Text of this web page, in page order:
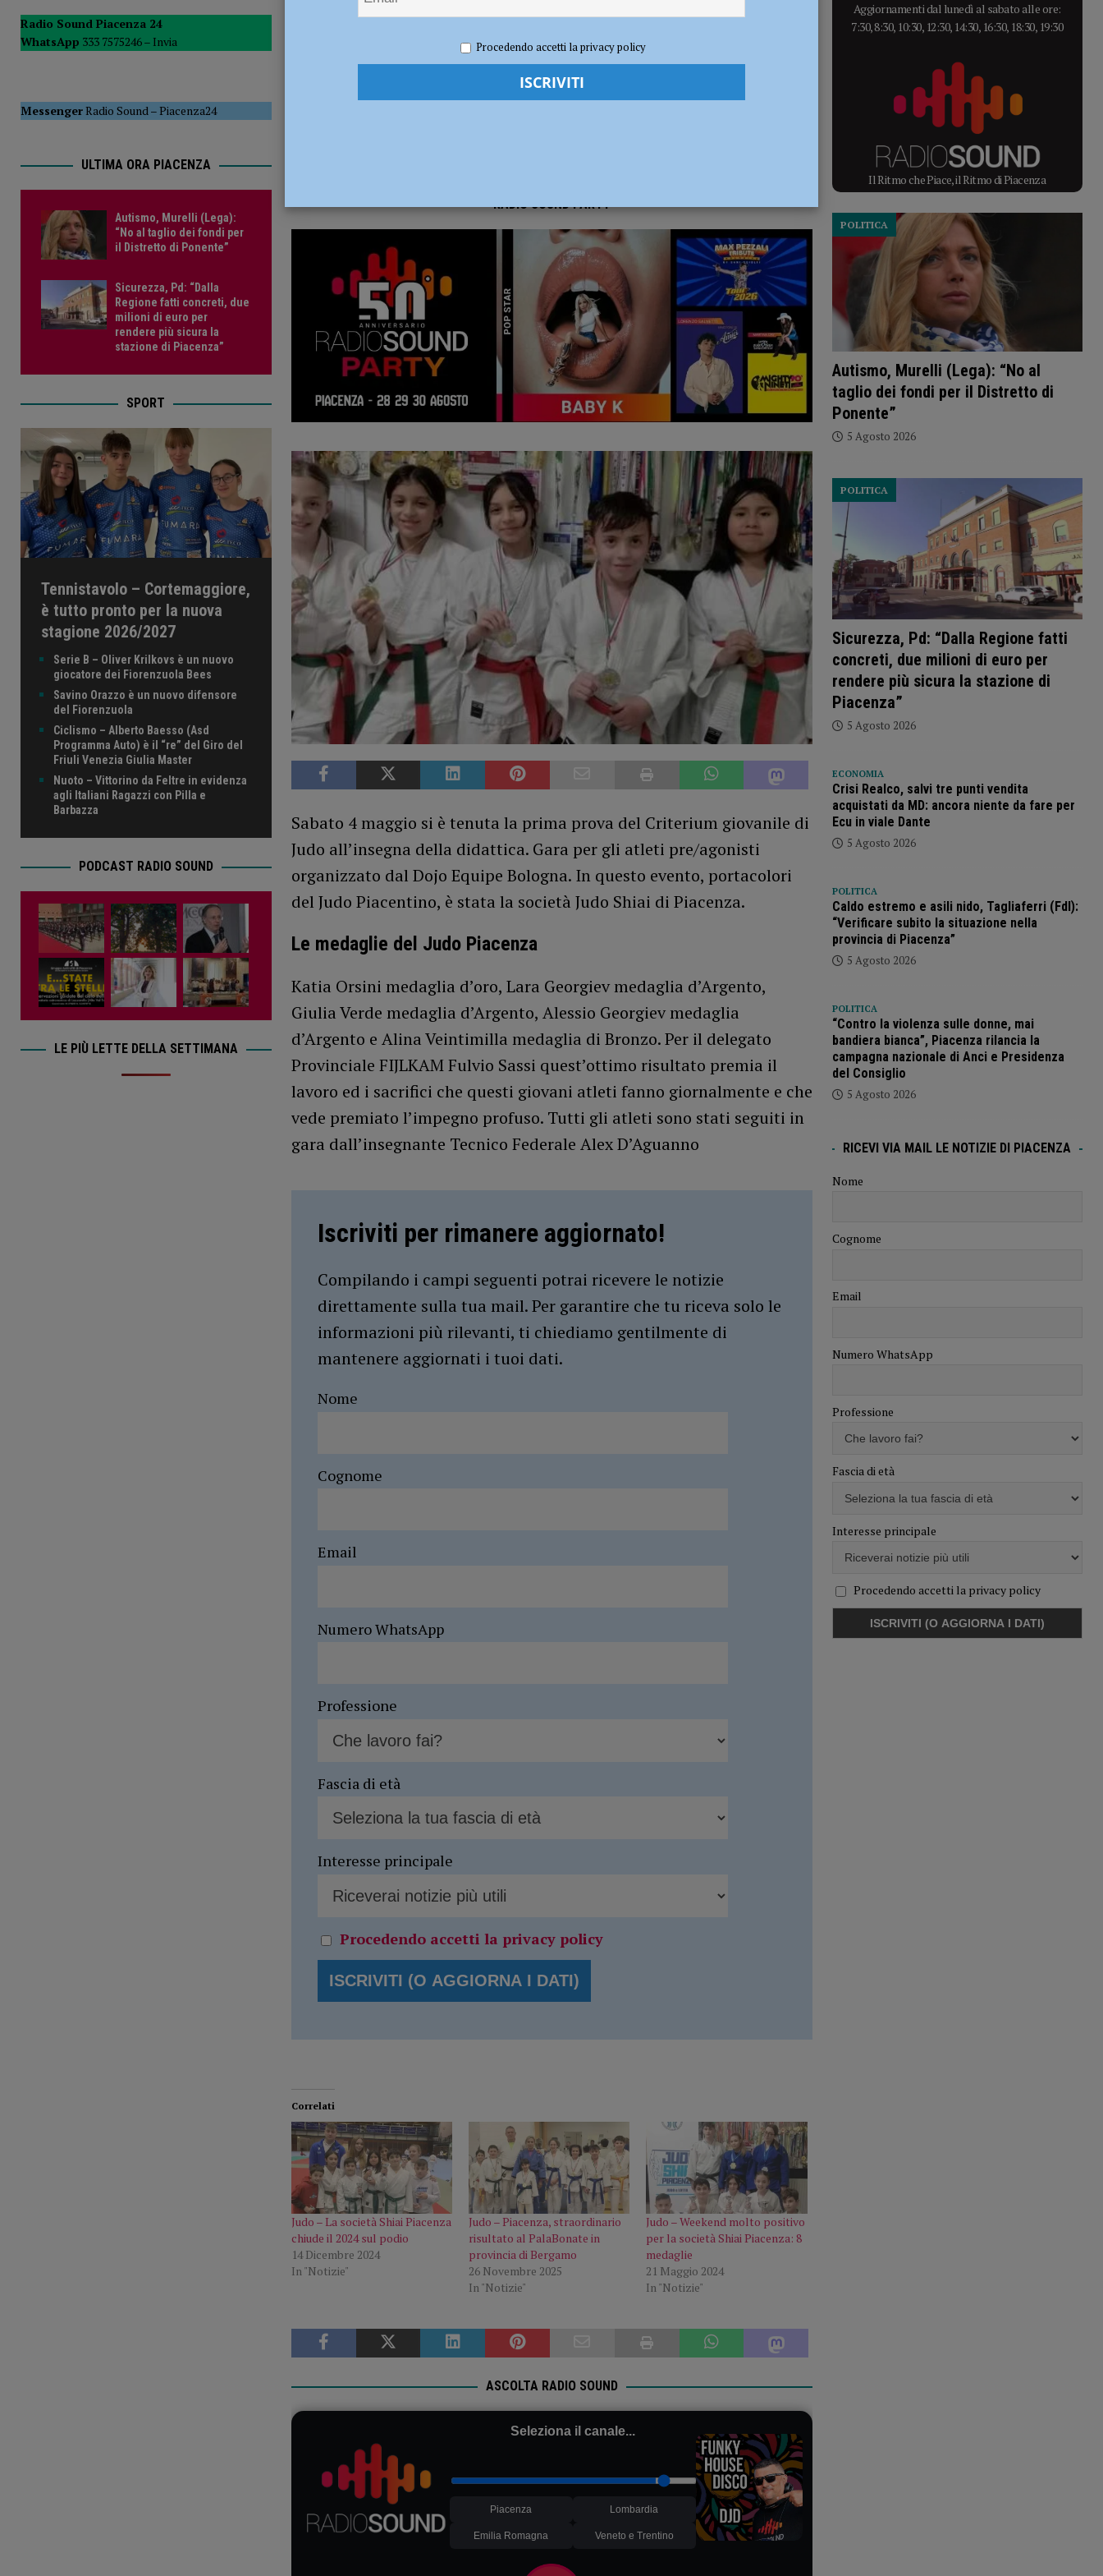
del Consiglio POLITICA
[ 5 Agosto 2026 ] La Sagra della Pasta Frolla a Pecorara: tradizione, divertimento e oltre 300 in cammino con le lanterne
RADIO SOUND PARTY
Sabato 4 maggio si è tenuta la prima prova del Criterium giovanile di
Judo all’insegna della didattica. Gara per gli atleti pre/agonisti
organizzato dal Dojo Equipe Bologna. In questo evento, portacolori
del Judo Piacentino, è stata la società Judo Shiai di Piacenza.
Le medaglie del Judo Piacenza
Katia Orsini medaglia d’oro, Lara Georgiev medaglia d’Argento,
Giulia Verde medaglia d’Argento, Alessio Georgiev medaglia
d’Argento e Alina Veintimilla medaglia di Bronzo. Per il delegato
Provinciale FIJLKAM Fulvio Sassi quest’ottimo risultato premia il
lavoro ed i sacrifici che questi giovani atleti fanno giornalmente e che
vede premiato l’impegno profuso. Tutti gli atleti sono stati seguiti in
gara dall’insegnante Tecnico Federale Alex D’Aguanno
Iscriviti per rimanere aggiornato!
Compilando i campi seguenti potrai ricevere le notizie
direttamente sulla tua mail. Per garantire che tu riceva solo le
informazioni più rilevanti, ti chiediamo gentilmente di
mantenere aggiornati i tuoi dati.
Nome
Cognome
Email
Numero WhatsApp
Professione
Fascia di età
Interesse principale
Procedendo accetti la privacy policy
Correlati
Judo – La società Shiai Piacenza
chiude il 2024 sul podio
14 Dicembre 2024
In "Notizie"
Judo – Piacenza, straordinario
risultato al PalaBonate in
provincia di Bergamo
26 Novembre 2025
In "Notizie"
Judo – Weekend molto positivo
per la società Shiai Piacenza: 8
medaglie
21 Maggio 2024
In "Notizie"
ASCOLTA RADIO SOUND
Seleziona il canale...
Piacenza Lombardia
Emilia Romagna Veneto e Trentino
Radio Sound Piacenza 24
WhatsApp 333 7575246 – Invia
MessengerRadio Sound–Piacenza24
ULTIMA ORA PIACENZA
Autismo, Murelli (Lega):
“No al taglio dei fondi per
il Distretto di Ponente”
Sicurezza, Pd: “Dalla
Regione fatti concreti, due
milioni di euro per
rendere più sicura la
stazione di Piacenza”
SPORT
Tennistavolo – Cortemaggiore,
è tutto pronto per la nuova
stagione 2026/2027
Serie B – Oliver Krilkovs è un nuovo
giocatore dei Fiorenzuola Bees
Savino Orazzo è un nuovo difensore
del Fiorenzuola
Ciclismo – Alberto Baesso (Asd
Programma Auto) è il “re” del Giro del
Friuli Venezia Giulia Master
Nuoto – Vittorino da Feltre in evidenza
agli Italiani Ragazzi con Pilla e
Barbazza
PODCAST RADIO SOUND
LE PIÙ LETTE DELLA SETTIMANA
Aggiornamenti dal lunedì al sabato alle ore:
7:30, 8:30, 10:30, 12:30, 14:30, 16:30, 18:30, 19:30
Il Ritmo che Piace, il Ritmo di Piacenza
Autismo, Murelli (Lega): “No al
taglio dei fondi per il Distretto di
Ponente”
POLITICA
5 Agosto 2026
Sicurezza, Pd: “Dalla Regione fatti
concreti, due milioni di euro per
rendere più sicura la stazione di
Piacenza”
POLITICA
5 Agosto 2026
ECONOMIA
Crisi Realco, salvi tre punti vendita
acquistati da MD: ancora niente da fare per
Ecu in viale Dante
5 Agosto 2026
POLITICA
Caldo estremo e asili nido, Tagliaferri (FdI):
“Verificare subito la situazione nella
provincia di Piacenza”
5 Agosto 2026
POLITICA
“Contro la violenza sulle donne, mai
bandiera bianca”, Piacenza rilancia la
campagna nazionale di Anci e Presidenza
del Consiglio
5 Agosto 2026
RICEVI VIA MAIL LE NOTIZIE DI PIACENZA
Nome
Cognome
Email
Numero WhatsApp
Professione
Fascia di età
Interesse principale
Procedendo accetti la privacy policy
Procedendo accetti la privacy policy